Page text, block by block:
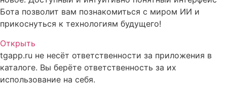
Бота позволит вам познакомиться с миром ИИ и
прикоснуться к технологиям будущего!
Открыть
tgapp.ru не несёт ответственности за приложения в
каталоге. Вы берёте ответственность за их
использование на себя.